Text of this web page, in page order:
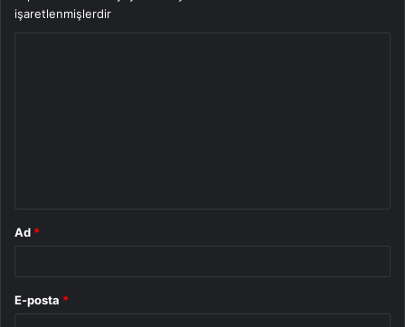
işaretlenmişlerdir
Ad *
E-posta *